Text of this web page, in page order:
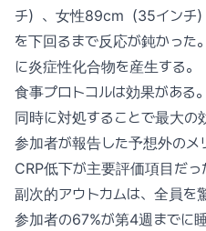
チ）、女性89cm（35インチ
を下回るまで反応が鈍かっ
に炎症性化合物を産生する。
食事プロトコルは効果がある
同時に対処することで最大の
参加者が報告した予想外のメ
CRP低下が主要評価項目だ
副次的アウトカムは、全員を
参加者の67%が第4週までに